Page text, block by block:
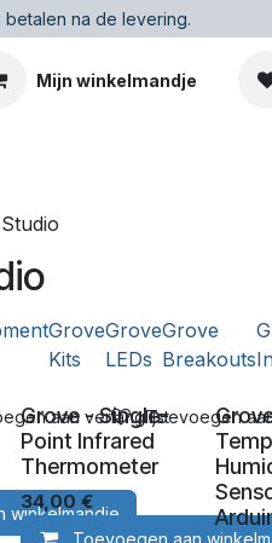
betalen na de levering.
Mijn winkelmandje
Grove
Kits
Grove
LEDs
Grove
Breakouts
winkelmandje
Grove - Single-
Point Infrared
Thermometer
34,00 €
Toevoegen aan
aan verlanglijstToevoegen